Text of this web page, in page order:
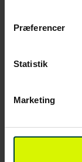
Præferencer
Statistik
Marketing
Thomas
og vilde –